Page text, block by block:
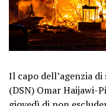
Il capo dell’agenzia
(DSN) Omar Haijawi-